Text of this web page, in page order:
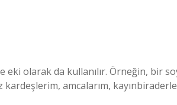
olarak da kullanılır. Örneğin, bir
amcalarım,